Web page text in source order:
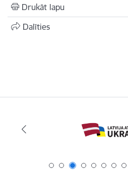
Drukāt lapu
Dalīties